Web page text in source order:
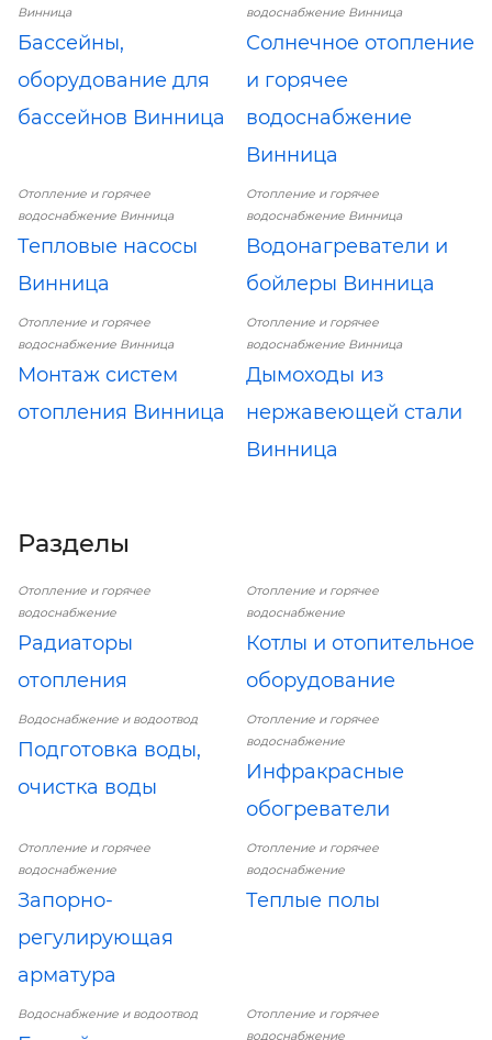
Винница
Бассейны,
оборудование для
бассейнов Винница
водоснабжение Винница
Солнечное отопление
и горячее
водоснабжение
Винница
Отопление и горячее
водоснабжение Винница
Тепловые насосы
Винница
Отопление и горячее
водоснабжение Винница
Водонагреватели и
бойлеры Винница
Отопление и горячее
водоснабжение Винница
Монтаж систем
отопления Винница
Отопление и горячее
водоснабжение Винница
Дымоходы из
нержавеющей стали
Винница
Разделы
Отопление и горячее
водоснабжение
Радиаторы
отопления
Отопление и горячее
водоснабжение
Котлы и отопительное
оборудование
Водоснабжение и водоотвод
Подготовка воды,
очистка воды
Отопление и горячее
водоснабжение
Инфракрасные
обогреватели
Отопление и горячее
водоснабжение
Запорно-
регулирующая
арматура
Отопление и горячее
водоснабжение
Теплые полы
Водоснабжение и водоотвод
Отопление и горячее
водоснабжение